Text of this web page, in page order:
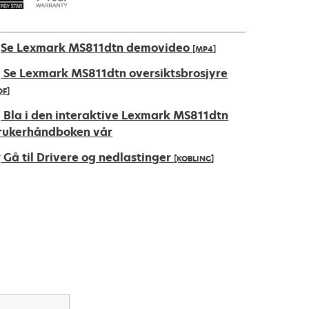
Se Lexmark MS811dtn demovideo [MP4]
Se Lexmark MS811dtn oversiktsbrosjyre
Bla i den interaktive Lexmark MS811dtn
vår
Gå til Drivere og nedlastinger [KOBLING]